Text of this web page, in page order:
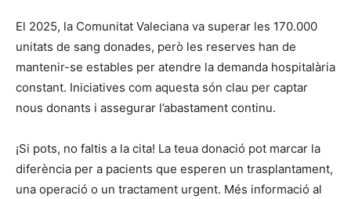
El 2025, la Comunitat Valeciana va superar les 170.000
unitats de sang donades, però les reserves han de
mantenir-se estables per atendre la demanda hospitalària
constant. Iniciatives com aquesta són clau per captar
nous donants i assegurar l’abastament continu.
¡Si pots, no faltis a la cita! La teua donació pot marcar la
diferència per a pacients que esperen un trasplantament,
una operació o un tractament urgent. Més informació al